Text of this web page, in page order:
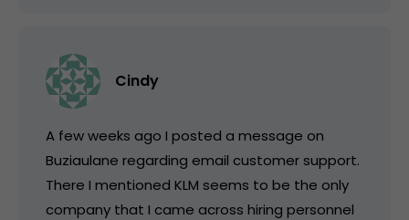
Cindy
A few weeks ago I posted a message on
Buziaulane regarding email customer support.
There I mentioned KLM seems to be the only
company that I came across hiring personnel